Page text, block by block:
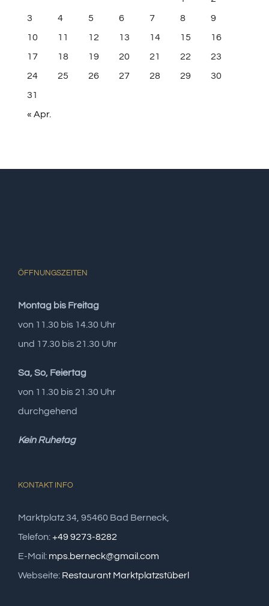
3
4 5 6 7 8
9
10
11 12 13 14 15
16
17
18 19 20 21 22
23
24
25 26 27 28 29
30
31
« Apr.
ÖFFNUNGSZEITEN
Montag bis Freitag
von 11.30 bis 14.30 Uhr
und 17.30 bis 21.30 Uhr
Sa, So, Feiertag
von 11.30 bis 21.30 Uhr
durchgehend
Kein Ruhetag
KONTAKT INFO
Marktplatz 34, 95460 Bad Berneck,
Telefon:+49 9273-8282
E-Mail: mps.berneck@gmail.com
Webseite: Restaurant Marktplatzstüberl